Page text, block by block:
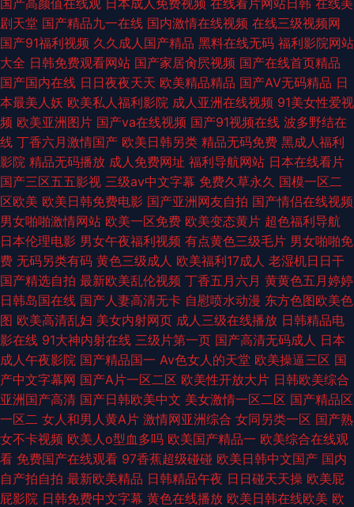
国产高颜值在线观 日本成人免费视频 在线看片网站日韩 在线美
剧天堂 国产精品九一在线 国内激情在线视频 在线三级视频网
国产91福利视频 久久成人国产精品 黑料在线无码 福利影院网站
大全 日韩免费观看网站 国产家居肏屄视频 国产在线首页精品
国产国内在线 日日夜夜天天 欧美精品精品 国产AV无码精品 日
本最美人妖 欧美私人福利影院 成人亚洲在线视频 91美女性爱视
频 欧美亚洲图片 国产va在线视频 国产91视频在线 波多野结在
线 丁香六月激情国产 欧美日韩另类 精品无码免费 黑成人福利
影院 精品无码播放 成人免费网址 福利导航网站 日本在线看片
国产三区五五影视 三级av中文字幕 免费久草永久 国模一区二
区欧美 欧美日韩免费电影 国产亚洲网友自拍 国产情侣在线视频
男女啪啪激情网站 欧美一区免费 欧美变态黄片 超色福利导航
日本伦理电影 男女午夜福利视频 有点黄色三级毛片 男女啪啪免
费 无码另类有码 黄色三级成人 欧美福利17成人 老湿机日日干
国产精选自拍 最新欧美乱伦视频 丁香五月六月 黄黄色五月婷婷
日韩岛国在线 国产人妻高清无卡 自慰喷水动漫 东方色图欧美色
图 欧美高清乱妇 美女内射网页 成人三级在线播放 日韩精品电
影在线 91大神内射在线 三级片第一页 国产高清无码成人 日本
成人午夜影院 国产精品国一 Av色女人的天堂 欧美操逼三区 国
产中文字幕网 国产A片一区二区 欧美性开放大片 日韩欧美综合
亚洲国产高清 国产日韩欧美中文 美女激情一区二区 国产精品区
一区二 女人和男人黄A片 激情网亚洲综合 女同另类一区 国产熟
女不卡视频 欧美人o型血多吗 欧美国产精品一 欧美综合在线观
看 免费国产在线观看 97香蕉超级碰碰 欧美日韩中文国产 国内
自产拍自拍 最新欧美精品 日韩精品午夜 日日碰天天操 欧美屁
屁影院 日韩免费中文字幕 黄色在线播放 欧美日韩在线欧美 欧